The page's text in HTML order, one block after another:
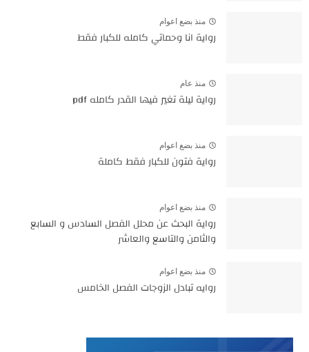
منذ بضع اعوام
رواية انا وحماتي كامله للكبار فقط
منذ عام
رواية ليلة تغير فيها القدر كامله pdf
منذ بضع اعوام
رواية فتون للكبار فقط كاملة
منذ بضع اعوام
رواية البحث عن محلل الفصل السادس و السابع
والثامن والتاسع والعاشر
منذ بضع اعوام
روايه تبادل الزوجات الفصل الخامس